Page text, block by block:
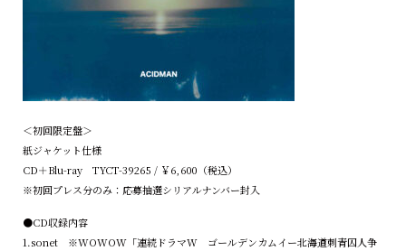
＜初回限定盤＞
紙ジャケット仕様
CD＋Blu-ray TYCT-39265 / ￥6,600（税込）
※初回プレス分のみ：応募抽選シリアルナンバー封入
●CD収録内容
1.sonet ※WOWOW「連続ドラマW ゴールデンカムイー北海道刺青囚人争